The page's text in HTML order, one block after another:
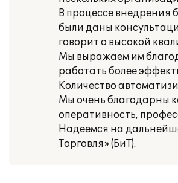
В процессе внедрения
были даны
говорит о высокой
Мы выражаем им
работать более
Количество
Мы очень благодарны
оперативность,
Надеемся на
Торговля» (БиТ).